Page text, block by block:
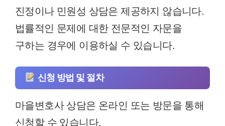
진정이나 민원성 상담은 제공하지 않습니다.
법률적인 문제에 대한 전문적인 자문을
구하는 경우에 이용하실 수 있습니다.
신청 방법 및 절차
마을변호사 상담은 온라인 또는 방문을 통해
신청할 수 있습니다.